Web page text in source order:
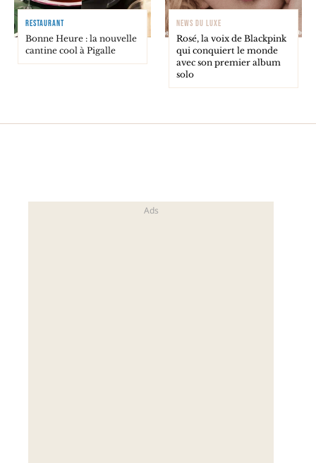
RESTAURANT
Bonne Heure : la nouvelle
cantine cool à Pigalle
NEWS DU LUXE
Rosé, la voix de Blackpink
qui conquiert le monde
avec son premier album
solo